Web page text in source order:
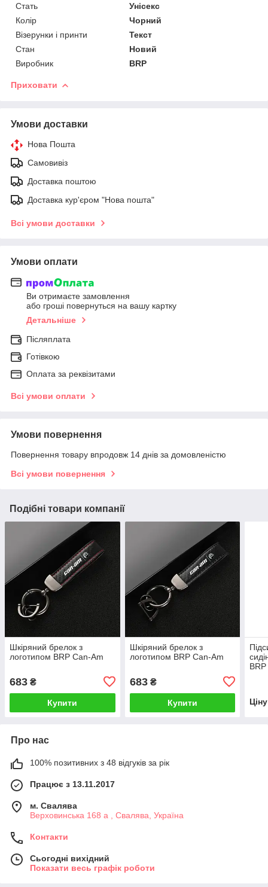
Стать
Унісекс
Колір
Чорний
Візерунки і принти
Текст
Стан
Новий
Виробник
BRP
Приховати
Умови доставки
Нова Пошта
Самовивіз
Доставка поштою
Доставка кур'єром "Нова пошта"
Всі умови доставки
Умови оплати
Ви отримаєте замовлення
або гроші повернуться на вашу картку
Детальніше
Післяплата
Готівкою
Оплата за реквізитами
Всі умови оплати
Умови повернення
Повернення товару впродовж 14 днів за домовленістю
Всі умови повернення
Подібні товари компанії
Шкіряний брелок з
логотипом BRP Can-Am
683 ₴
Купити
Шкіряний брелок з
логотипом BRP Can-Am
683₴
Купити
Про нас
100% позитивних з 48 відгуків за рік
Працює з 13.11.2017
м. Свалява
Верховинська 168 а , Свалява, Україна
Контакти
Сьогодні вихідний
Показати весь графік роботи